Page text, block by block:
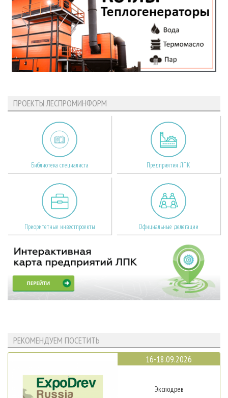
ПРОЕКТЫ ЛЕСПРОМИНФОРМ
Библиотека специалиста Предприятия ЛПК
Приоритетные инвестпроекты Официальные делегации
РЕКОМЕНДУЕМ ПОСЕТИТЬ
16-18.09.2026
Эксподрев